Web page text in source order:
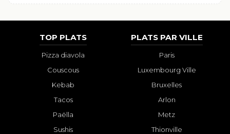
TOP PLATS
Pizza diavola
Couscous
Kebab
Tacos
Paëlla
Sushis
PLATS PAR VILLE
Paris
Luxembourg Ville
Bruxelles
Arlon
Metz
Thionville